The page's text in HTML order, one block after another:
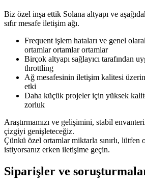
Biz özel inşa ettik Solana altyapı ve
sıfır mesafe iletişim ağı.
Frequent işlem hataları ve genel
ortamlar ortamlar ortamlar
Birçok altyapı sağlayıcı tarafından
throttling
Ağ mesafesinin iletişim kalitesi
etki
Daha küçük projeler için yüksek
zorluk
Araştırmamızı ve gelişimini, stabil
çizgiyi genişleteceğiz.
Çünkü özel ortamlar miktarla sınırlı, lütfen
istiyorsanız erken iletişime geçin.
Siparişler ve